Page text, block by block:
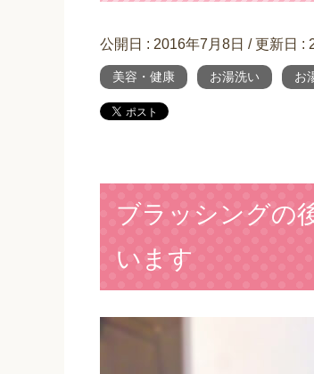
公開日 : 2016年7月8日 / 更新日 :
美容・健康 お湯洗い お
ブラッシングの
います